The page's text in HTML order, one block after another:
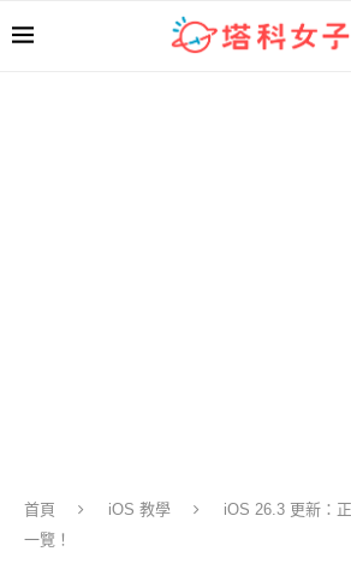
首頁 iOS 教學
iOS 26.3 更新：
一覽！